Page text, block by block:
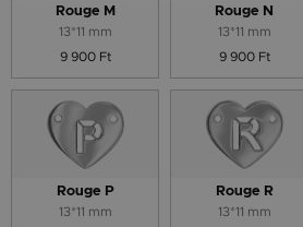
Rouge M
13*11 mm
9 900 Ft
Rouge N
13*11 mm
9 900 Ft
Rouge P
13*11 mm
Rouge R
13*11 mm